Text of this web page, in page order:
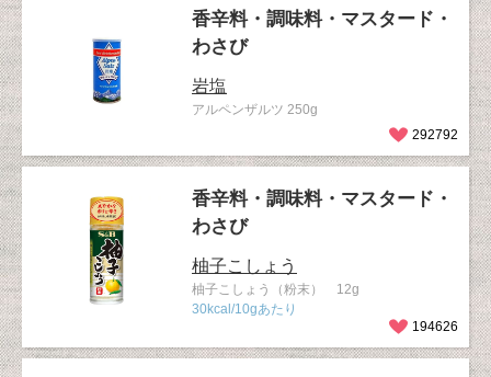
香辛料・調味料・マスタード・
わさび
岩塩
アルペンザルツ 250g
292792
香辛料・調味料・マスタード・
わさび
柚子こしょう
柚子こしょう（粉末） 12g
30kcal/10gあたり
194626